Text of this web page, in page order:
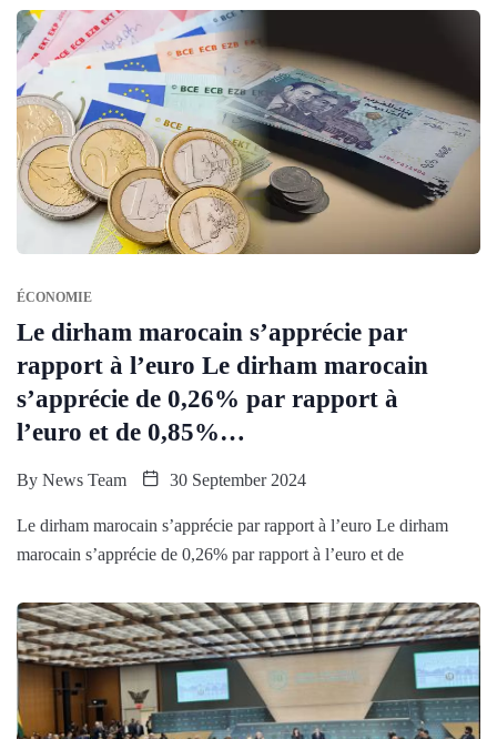
ÉCONOMIE
Le dirham marocain s’apprécie par
rapport à l’euro Le dirham marocain
s’apprécie de 0,26% par rapport à
l’euro et de 0,85%…
By News Team 30 September 2024
Le dirham marocain s’apprécie par rapport à l’euro Le dirham
marocain s’apprécie de 0,26% par rapport à l’euro et de